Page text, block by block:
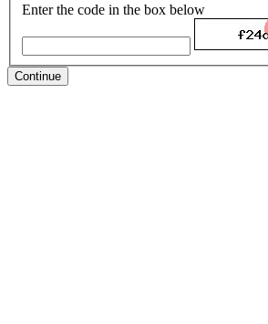
Enter the code in the box below
Continue